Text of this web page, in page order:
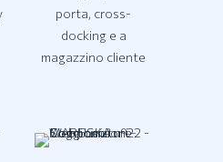
porta, cross-
docking e a
magazzino cliente